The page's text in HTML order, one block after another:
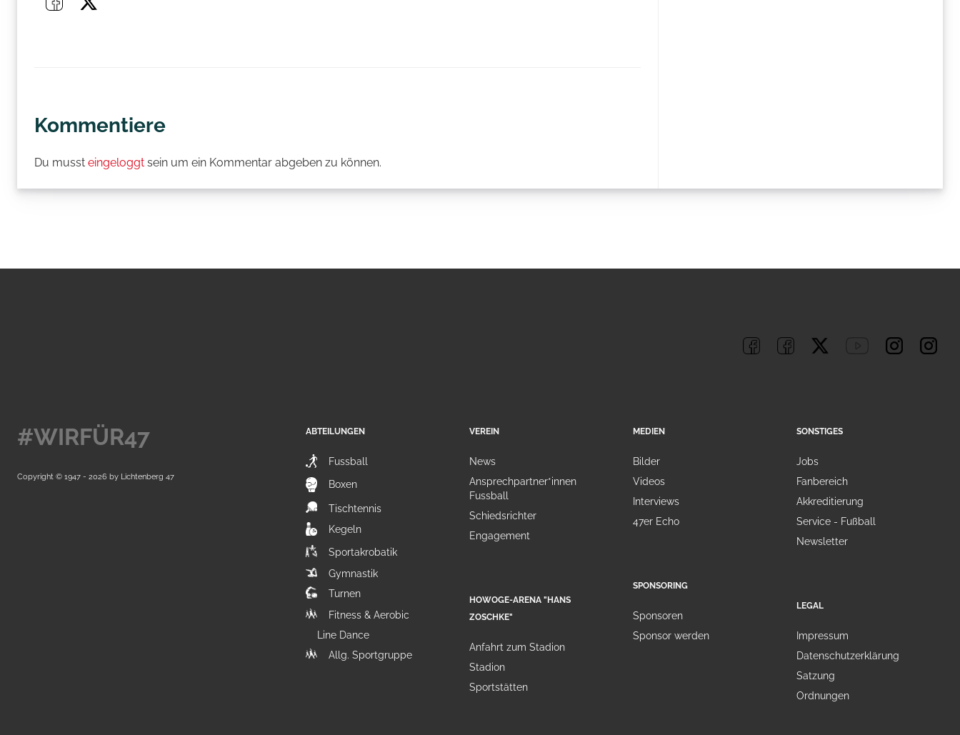
Kommentiere
Du musst eingeloggt sein um ein Kommentar abgeben zu können.
ABTEILUNGEN
Fussball
Boxen
Tischtennis
Kegeln
Sportakrobatik
Gymnastik
Turnen
Fitness & Aerobic
Line Dance
Allg. Sportgruppe
VEREIN
News
Ansprechpartner*innen
Fussball
Schiedsrichter
Engagement
HOWOGE-ARENA "HANS
ZOSCHKE"
Anfahrt zum Stadion
Stadion
Sportstätten
MEDIEN
Bilder
Videos
Interviews
47er Echo
SPONSORING
Sponsoren
Sponsor werden
SONSTIGES
Jobs
Fanbereich
Akkreditierung
Service - Fußball
Newsletter
LEGAL
Impressum
Datenschutzerklärung
Satzung
Ordnungen
#WIRFÜR47
Copyright © 1947 - 2026 by Lichtenberg 47